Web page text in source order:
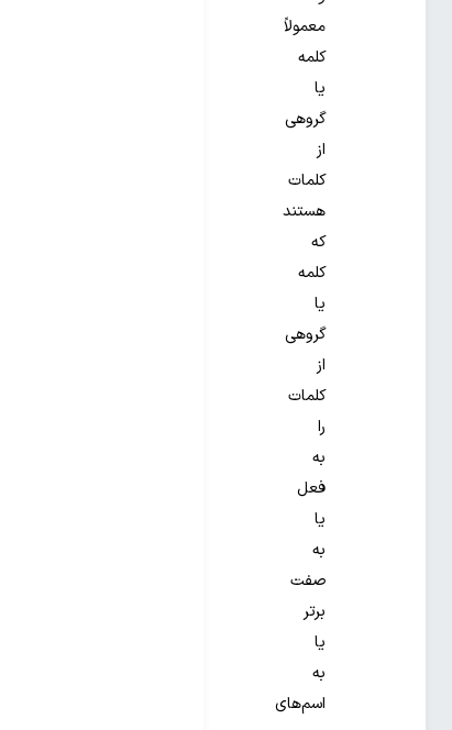
معمولاً
کلمه
یا
گروهی
از
کلمات
هستند
که
کلمه
یا
گروهی
از
کلمات
را
به
فعل
یا
به
صفت
برتر
یا
به
اسم‌های